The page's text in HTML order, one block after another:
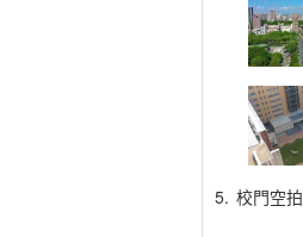
5. 校門空拍